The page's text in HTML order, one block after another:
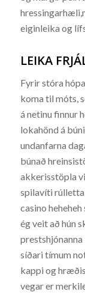
eiginleika og
LEIKA
Fyrir stóra
koma til móts,
á netinu finnur
lokahönd á
undanfarna
búnað
akkerisstöpla
spilavíti rúlletta
casino
ég veit að hún
síðari tímum
kappi og
vegar er